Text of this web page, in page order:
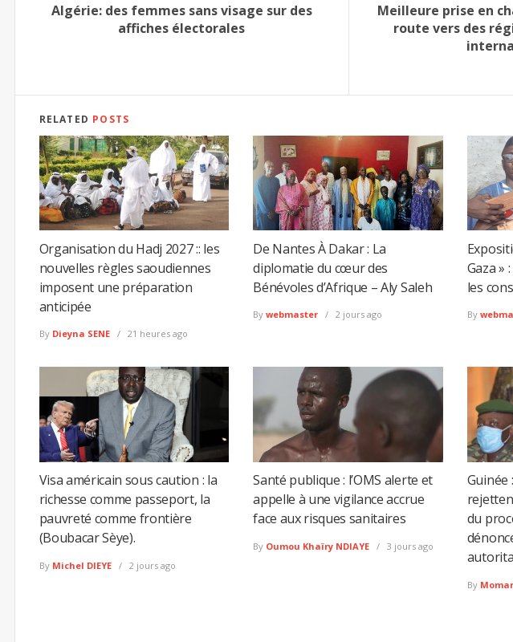
Algérie: des femmes sans visage sur des
affiches électorales
Meilleure prise en
route vers des
RELATED POSTS
Organisation du Hadj 2027 :: les
nouvelles règles saoudiennes
imposent une préparation
anticipée
By Dieyna SENE 21 heures ago
De Nantes À Dakar : La
diplomatie du cœur des
Bénévoles d’Afrique – Aly Saleh
Bywebmaster 2 jours ago
Gaza »
les
By
Visa américain sous caution : la
richesse comme passeport, la
pauvreté comme frontière
(Boubacar Sèye).
By Michel DIEYE 2 jours ago
Santé publique : l’OMS alerte et
appelle à une vigilance accrue
face aux risques sanitaires
By Oumou Khaïry NDIAYE 3 jours ago
Guinée
du
By